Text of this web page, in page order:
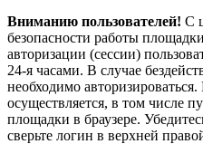
Вниманию пользователей! С
безопасности работы
авторизации (сессии)
24-я часами. В случае
необходимо
осуществляется, в том числе
площадки в браузере.
сверьте логин в верхней